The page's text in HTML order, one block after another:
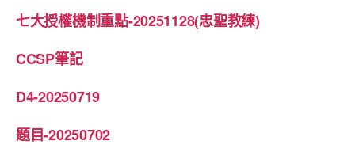
七大授權機制重點-20251128(忠聖教練)
CCSP筆記
D4-20250719
題目-20250702